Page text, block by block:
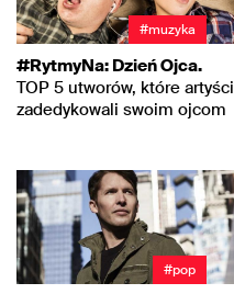
#muzyka
#RytmyNa: Dzień Ojca.
TOP 5 utworów, które artyści
zadedykowali swoim ojcom
#pop